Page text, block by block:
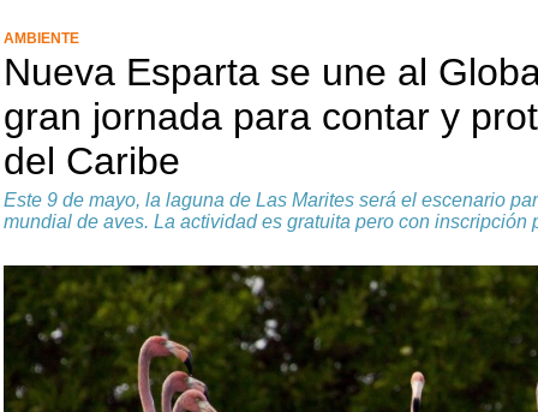
AMBIENTE
Nueva Esparta se une al
gran jornada para contar y
del Caribe
Este 9 de mayo, la laguna de Las Marites será el escenario
mundial de aves. La actividad es gratuita pero con inscripción